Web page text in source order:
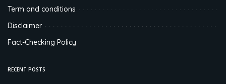
Term and conditions
Disclaimer
Fact-Checking Policy
RECENT POSTS